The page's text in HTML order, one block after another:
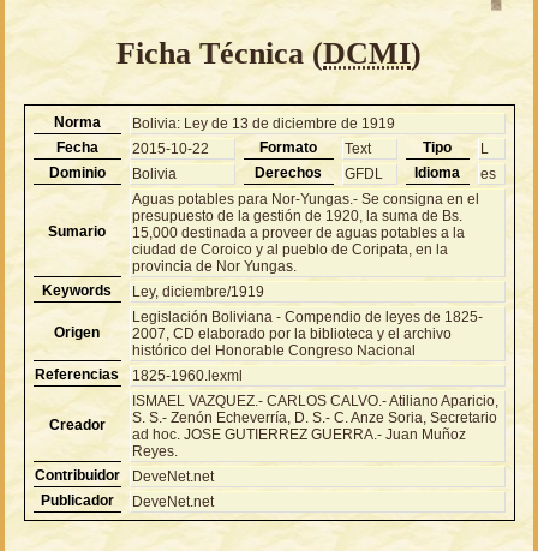
Ficha Técnica (DCMI)
Norma
Bolivia: Ley de 13 de diciembre de 1919
Fecha
2015-10-22 Formato Text Tipo
L
Dominio
Bolivia Derechos GFDL Idioma es
Sumario
Aguas potables para Nor-Yungas.- Se consigna en el
presupuesto de la gestión de 1920, la suma de Bs.
15,000 destinada a proveer de aguas potables a la
ciudad de Coroico y al pueblo de Coripata, en la
provincia de Nor Yungas.
Keywords
Ley, diciembre/1919
Origen
Legislación Boliviana - Compendio de leyes de 1825-
2007, CD elaborado por la biblioteca y el archivo
histórico del Honorable Congreso Nacional
Referencias
1825-1960.lexml
Creador
ISMAEL VAZQUEZ.- CARLOS CALVO.- Atiliano Aparicio,
S. S.- Zenón Echeverría, D. S.- C. Anze Soria, Secretario
ad hoc. JOSE GUTIERREZ GUERRA.- Juan Muñoz
Reyes.
Contribuidor
DeveNet.net
Publicador
DeveNet.net